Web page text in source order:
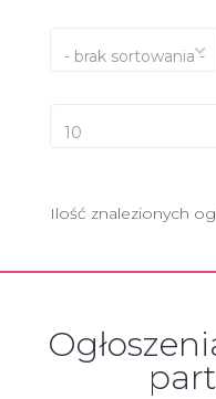
- brak sortowania -
10
Ilość znalezionych